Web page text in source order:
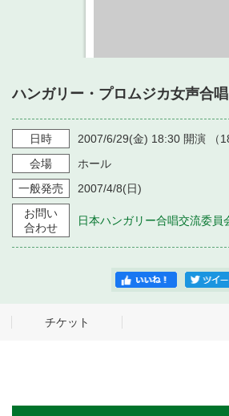
・ フロアマップ
・ よくある質問
・ 空き状況
・ 抽選対象日
・ 利用料金
・ 音楽堂のご案内
・ フロアマップ
神奈川県立音楽堂
SNS
ハンガリー・プロムジカ女声合
日時 2007/6/29(金) 18:30 開演 （
会場
ホール
一般発売
2007/4/8(日)
お問い
合わせ
日本ハンガリー合唱交流委員
チケット